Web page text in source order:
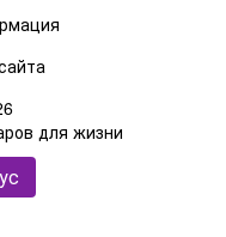
для жизни